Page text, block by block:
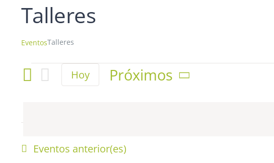
Talleres
EventosTalleres
Eventos
Hoy
Próximos
Eventos anterior(es)